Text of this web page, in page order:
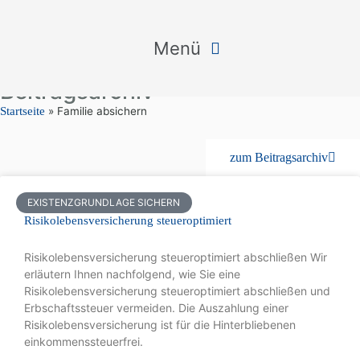
Menü
Beitragsarchiv
Startseite » Familie absichern
zum Beitragsarchiv
EXISTENZGRUNDLAGE SICHERN
Risikolebensversicherung steueroptimiert
Risikolebensversicherung steueroptimiert abschließen Wir
erläutern Ihnen nachfolgend, wie Sie eine
Risikolebensversicherung steueroptimiert abschließen und
Erbschaftssteuer vermeiden. Die Auszahlung einer
Risikolebensversicherung ist für die Hinterbliebenen
einkommenssteuerfrei.